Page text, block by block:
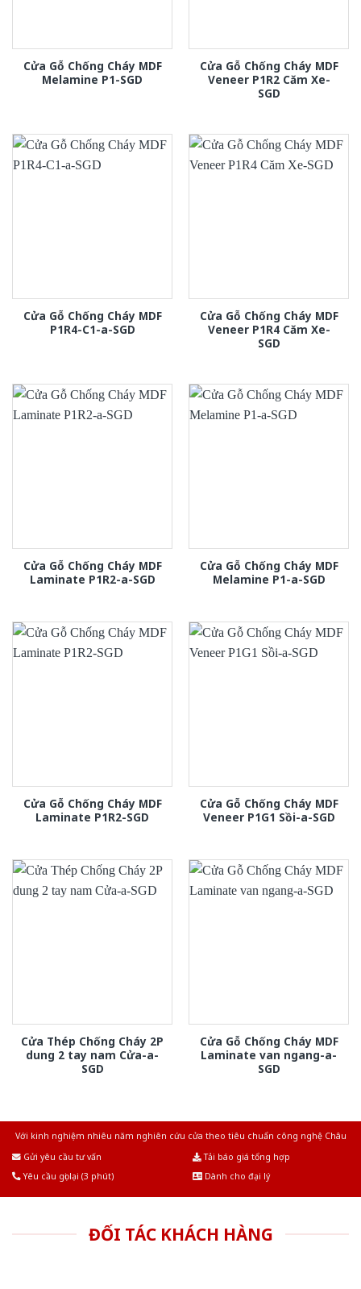
Cửa Gỗ Chống Cháy MDF
Melamine P1-SGD
Cửa Gỗ Chống Cháy MDF
Veneer P1R2 Căm Xe-
SGD
Cửa Gỗ Chống Cháy MDF
P1R4-C1-a-SGD
Cửa Gỗ Chống Cháy MDF
Veneer P1R4 Căm Xe-
SGD
Cửa Gỗ Chống Cháy MDF
Laminate P1R2-a-SGD
Cửa Gỗ Chống Cháy MDF
Melamine P1-a-SGD
Cửa Gỗ Chống Cháy MDF
Laminate P1R2-SGD
Cửa Gỗ Chống Cháy MDF
Veneer P1G1 Sồi-a-SGD
Cửa Thép Chống Cháy 2P
dung 2 tay nam Cửa-a-
SGD
Cửa Gỗ Chống Cháy MDF
Laminate van ngang-a-
SGD
Với kinh nghiệm nhiêu năm nghiên cứu cửa theo tiêu chuẩn công nghệ Châu
Gửi yêu cầu tư vấn
Tải báo giá tổng hợp
Yêu cầu gọi lại (3 phút)
Dành cho đại lý
ĐỐI TÁC KHÁCH HÀNG